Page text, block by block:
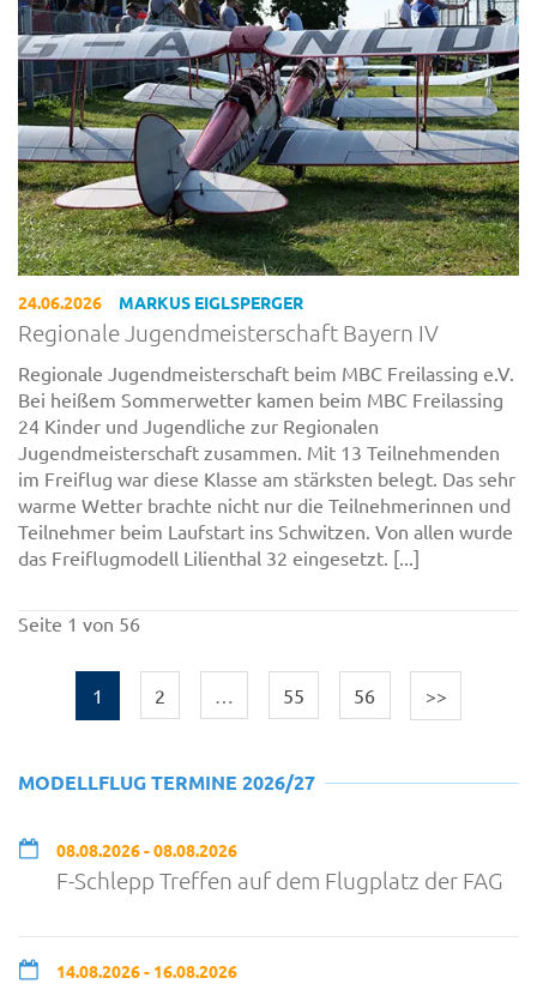
24.06.2026 MARKUS EIGLSPERGER
Regionale Jugendmeisterschaft Bayern IV
Regionale Jugendmeisterschaft beim MBC Freilassing e.V.
Bei heißem Sommerwetter kamen beim MBC Freilassing
24 Kinder und Jugendliche zur Regionalen
Jugendmeisterschaft zusammen. Mit 13 Teilnehmenden
im Freiflug war diese Klasse am stärksten belegt. Das sehr
warme Wetter brachte nicht nur die Teilnehmerinnen und
Teilnehmer beim Laufstart ins Schwitzen. Von allen wurde
das Freiflugmodell Lilienthal 32 eingesetzt. [...]
Seite 1 von 56
1 2 … 55 56 >>
MODELLFLUG TERMINE 2026/27
08.08.2026 - 08.08.2026
F-Schlepp Treffen auf dem Flugplatz der FAG
14.08.2026 - 16.08.2026